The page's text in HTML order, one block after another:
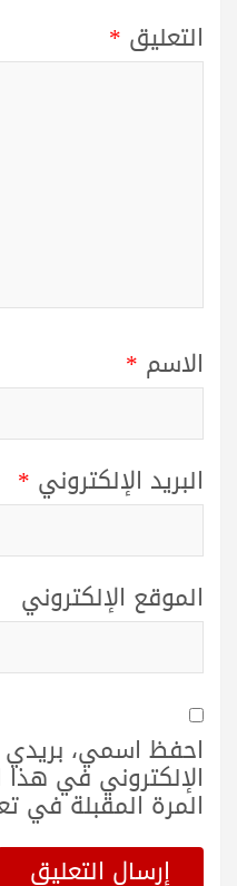
التعليق *
الاسم *
البريد الإلكتروني *
الموقع الإلكتروني
احفظ اسمي، بريدي
الإلكتروني في
المرة المقبلة في